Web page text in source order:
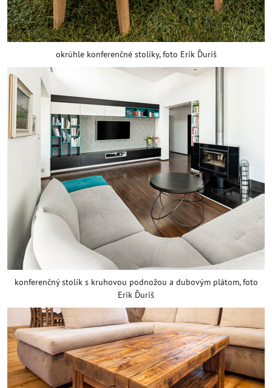
okrúhle konferenčné stolíky, foto Erik Ďuriš
konferenčný stolík s kruhovou podnožou a dubovým plátom, foto
Erik Ďuriš